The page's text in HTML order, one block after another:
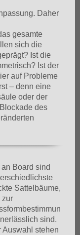
Daher
gesamte
sich die
Ist die
Ist der
auf Probleme
– denn eine
oder der
des
an Board sind
Sattelbäume,
zur
sind.
Auswahl stehen